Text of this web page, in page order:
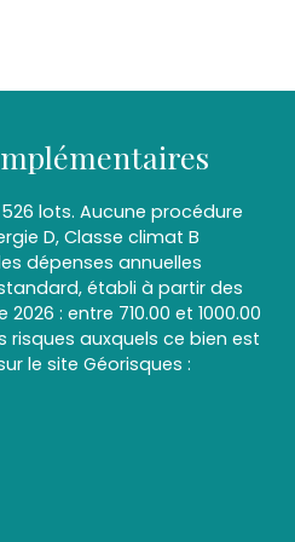
lots. Aucune procédure
D, Classe climat B
dépenses annuelles
établi à partir des
: entre 710.00 et 1000.00
risques auxquels ce bien est
le site Géorisques :